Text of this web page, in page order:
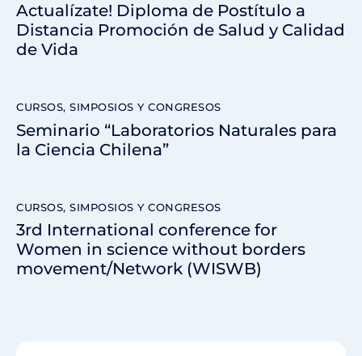
Actualízate! Diploma de Postítulo a
Distancia Promoción de Salud y Calidad
de Vida
CURSOS, SIMPOSIOS Y CONGRESOS
Seminario “Laboratorios Naturales para
la Ciencia Chilena”
CURSOS, SIMPOSIOS Y CONGRESOS
3rd International conference for
Women in science without borders
movement/Network (WISWB)